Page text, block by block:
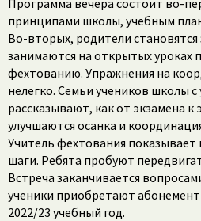
принципами школы, учебным
Во-вторых, родители
занимаются на открытых уроках
фехтованию. Упражнения на
нелегко. Семьи учеников школы
рассказывают, как от экзамена к
улучшаются осанка и
Учитель фехтования
шаги. Ребята пробуют
Встреча заканчивается
ученики приобретают
2022/23 учебный год.